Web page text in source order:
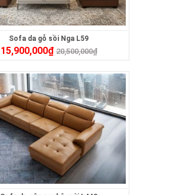
Sofa da gỗ sồi Nga L59
15,900,000₫ 20,500,000₫